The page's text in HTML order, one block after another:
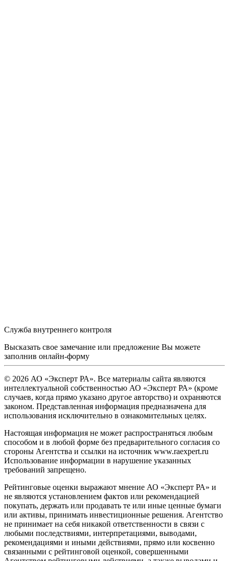
Служба внутреннего контроля
Высказать свое замечание или предложение Вы можете
заполнив онлайн-форму
© 2026 АО «Эксперт РА». Все материалы сайта являются
интеллектуальной собственностью АО «Эксперт РА» (кроме
случаев, когда прямо указано другое авторство) и охраняются
законом. Представленная информация предназначена для
использования исключительно в ознакомительных целях.
Настоящая информация не может распространяться любым
способом и в любой форме без предварительного согласия со
стороны Агентства и ссылки на источник www.raexpert.ru
Использование информации в нарушение указанных
требований запрещено.
Рейтинговые оценки выражают мнение АО «Эксперт РА» и
не являются установлением фактов или рекомендацией
покупать, держать или продавать те или иные ценные бумаги
или активы, принимать инвестиционные решения. Агентство
не принимает на себя никакой ответственности в связи с
любыми последствиями, интерпретациями, выводами,
рекомендациями и иными действиями, прямо или косвенно
связанными с рейтинговой оценкой, совершенными